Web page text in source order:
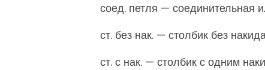
соед. петля — соединительная
ст. без нак. — столбик без
ст. с нак. — столбик с одним